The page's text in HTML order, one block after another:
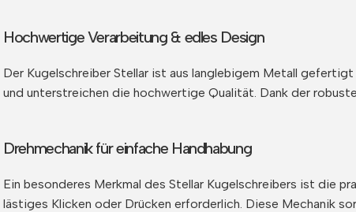
Hochwertige Verarbeitung & edles Design
Der Kugelschreiber Stellar ist aus langlebigem Metall
und unterstreichen die hochwertige Qualität. Dank der
Drehmechanik für einfache Handhabung
Ein besonderes Merkmal des Stellar Kugelschreibers ist die
lästiges Klicken oder Drücken erforderlich. Diese Mechanik